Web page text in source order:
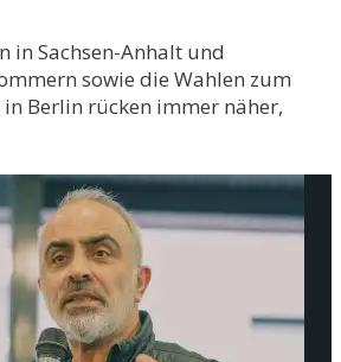
in Sachsen-Anhalt und
sowie die Wahlen zum
Berlin rücken immer näher,